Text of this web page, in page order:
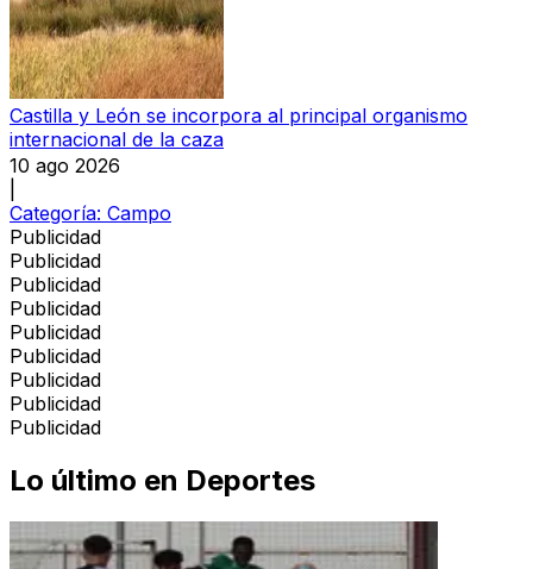
Castilla y León se incorpora al principal organismo
internacional de la caza
10 ago 2026
Categoría: Campo
Publicidad
Publicidad
Publicidad
Publicidad
Publicidad
Publicidad
Publicidad
Publicidad
Publicidad
Lo último en Deportes